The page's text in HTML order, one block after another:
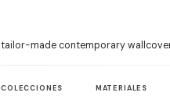
tailor-made contemporary
COLECCIONES MATERIALES